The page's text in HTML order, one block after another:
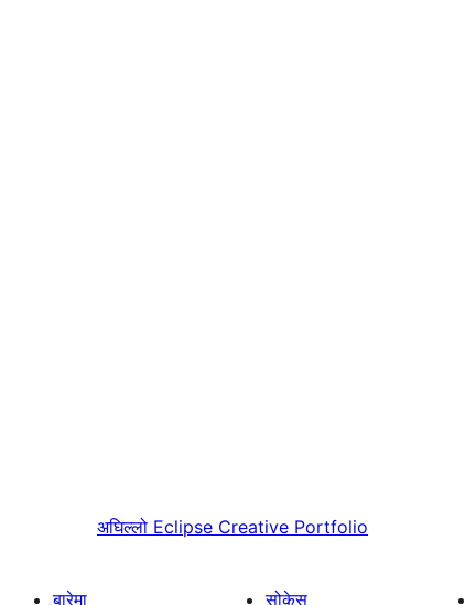
अघिल्लो Eclipse Creative Portfolio
बारेमा सोकेस